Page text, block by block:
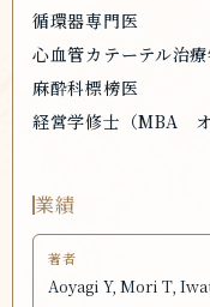
循環器専門医
心血管カテーテル治
麻酔科標榜医
経営学修士（MBA
業績
Aoyagi Y, Mori T,